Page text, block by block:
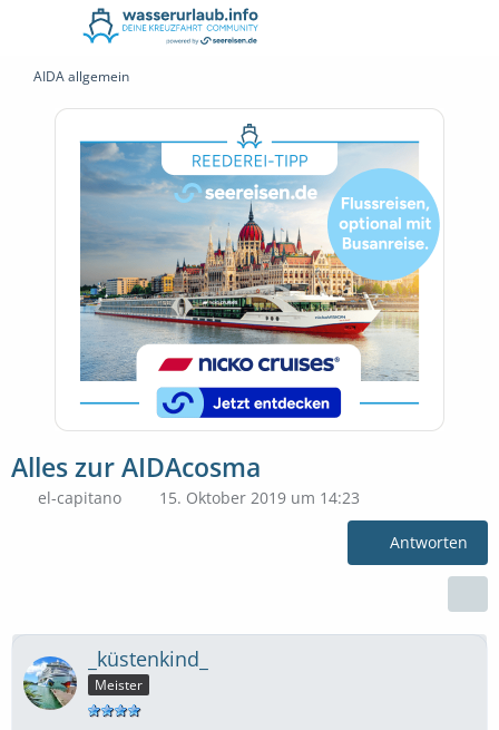
AIDA allgemein
Alles zur AIDAcosma
el-capitano 15. Oktober 2019 um 14:23
Antworten
_küstenkind_
Meister